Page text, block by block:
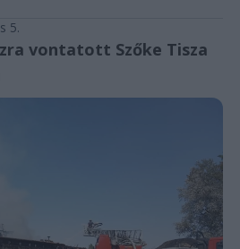
5.
vontatott Szőke Tisza